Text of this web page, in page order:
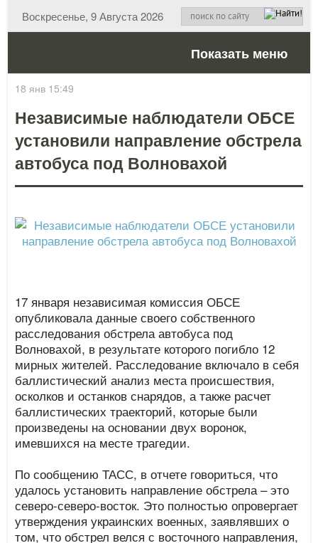
Воскресенье, 9 Августа 2026
Показать меню
18 янв 15:49
Независимые наблюдатели ОБСЕ
установили направление обстрела
автобуса под Волновахой
17 января независимая комиссия ОБСЕ
опубликовала данные своего собственного
расследования обстрела автобуса под
Волновахой, в результате которого погибло 12
мирных жителей. Расследование включало в себя
баллистический анализ места происшествия,
осколков и останков снарядов, а также расчет
баллистических траекторий, которые были
произведены на основании двух воронок,
имевшихся на месте трагедии.
По сообщению ТАСС, в отчете говориться, что
удалось установить направление обстрела – это
северо-северо-восток. Это полностью опровергает
утверждения украинских военных, заявлявших о
том, что обстрел велся с восточного направления,